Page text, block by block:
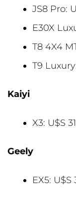
JS8 Pro:
E30X
T8 4X4
T9
Kaiyi
X3: U$S
Geely
EX5: U$S